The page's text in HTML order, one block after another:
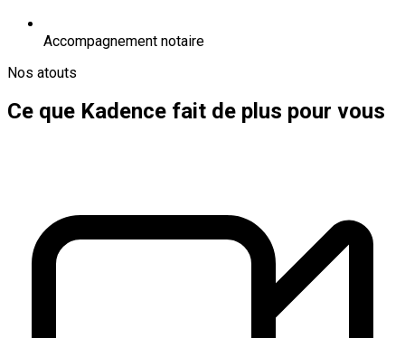
Accompagnement notaire
Nos atouts
Ce que Kadence fait de plus pour vous